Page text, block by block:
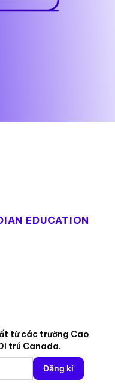
EDUCATION
từ các trường Cao
trú Canada.
Đăng kí